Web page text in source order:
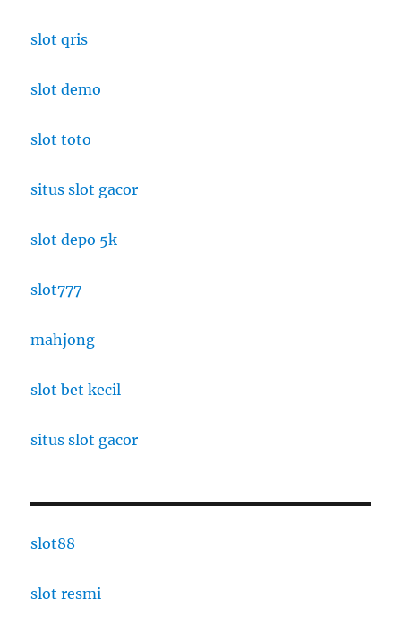
slot qris
slot demo
slot toto
situs slot gacor
slot depo 5k
slot777
mahjong
slot bet kecil
situs slot gacor
slot88
slot resmi